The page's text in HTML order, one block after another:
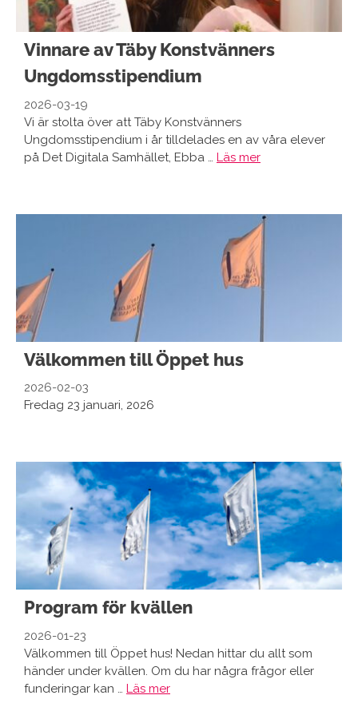
Vinnare av Täby Konstvänners
Ungdomsstipendium
2026-03-19
Vi är stolta över att Täby Konstvänners
Ungdomsstipendium i år tilldelades en av våra elever
på Det Digitala Samhället, Ebba … Läs mer
Välkommen till Öppet hus
2026-02-03
Fredag 23 januari, 2026
Program för kvällen
2026-01-23
Välkommen till Öppet hus! Nedan hittar du allt som
händer under kvällen. Om du har några frågor eller
funderingar kan … Läs mer